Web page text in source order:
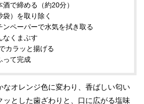
で締める（約20分）
）を取り除く
ペーパーで水気を拭き取る
なくまぶす
カラッと揚げる
って完成
オレンジ色に変わり、香ばしい匂い
ッとした歯ざわりと、口に広がる塩味